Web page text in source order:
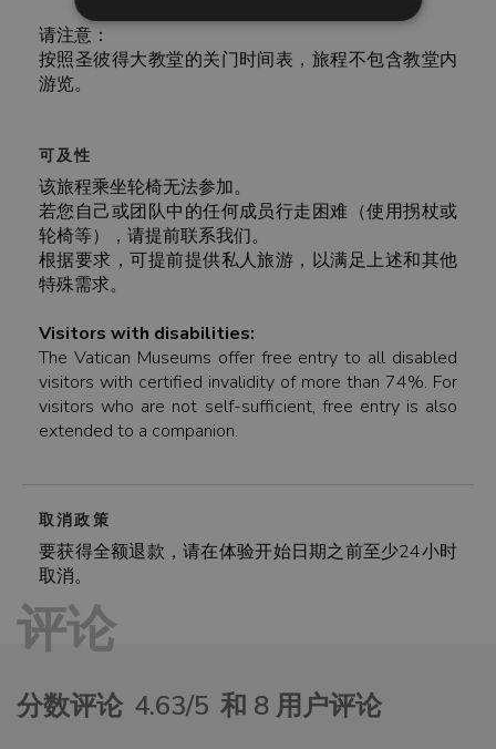
请注意：
按照圣彼得大教堂的关门时间表，旅程不包含教堂内
游览。
可及性
该旅程乘坐轮椅无法参加。
若您自己或团队中的任何成员行走困难（使用拐杖或
轮椅等），请提前联系我们。
根据要求，可提前提供私人旅游，以满足上述和其他
特殊需求。
Visitors with disabilities:
The Vatican Museums offer free entry to all disabled
visitors with certified invalidity of more than 74%. For
visitors who are not self-sufficient, free entry is also
extended to a companion.
取消政策
要获得全额退款，请在体验开始日期之前至少24小时
取消。
评论
分数评论 4.63/5 和 8 用户评论